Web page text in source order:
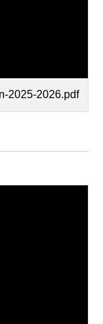
2025-2026.pdf